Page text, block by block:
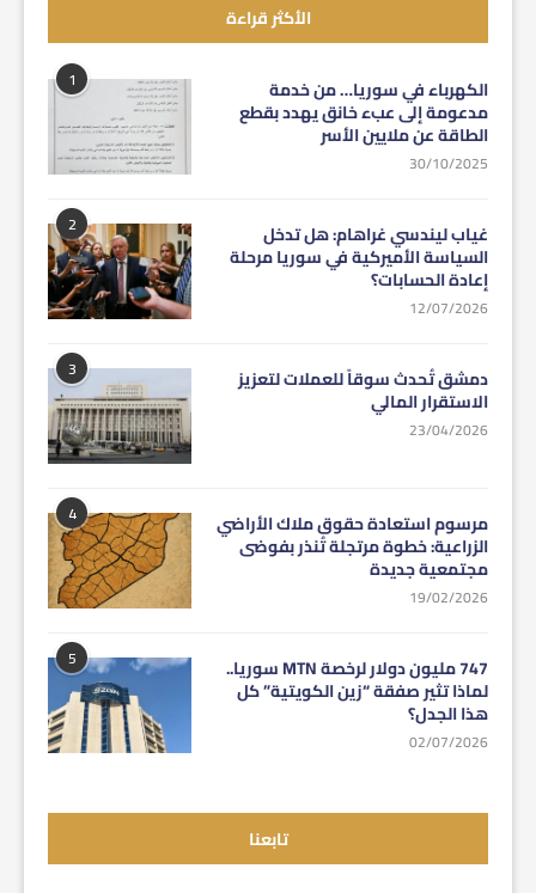
الأكثر قراءة
1 الكهرباء في سوريا… من خدمة
مدعومة إلى عبء خانق يهدد بقطع
الطاقة عن ملايين الأسر
30/10/2025
2 غياب ليندسي غراهام: هل تدخل
السياسة الأميركية في سوريا مرحلة
إعادة الحسابات؟
12/07/2026
3 دمشق تُحدث سوقاً للعملات لتعزيز
الاستقرار المالي
23/04/2026
4 مرسوم استعادة حقوق ملاك الأراضي
الزراعية: خطوة مرتجلة تُنذر بفوضى
مجتمعية جديدة
19/02/2026
5 747 مليون دولار لرخصة MTN سوريا..
لماذا تثير صفقة “زين الكويتية” كل
هذا الجدل؟
02/07/2026
تابعنا